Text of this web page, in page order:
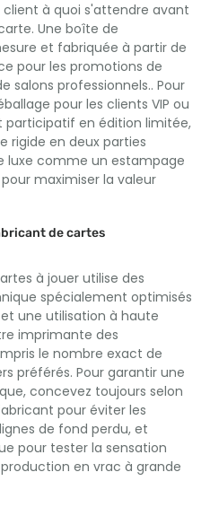
à quoi s'attendre avant
Une boîte de
et fabriquée à partir de
pour les promotions de
salons professionnels.. Pour
pour les clients VIP ou
participatif en édition limitée,
rigide en deux parties
comme un estampage
maximiser la valeur
de cartes
à jouer utilise des
spécialement optimisés
une utilisation à haute
imprimante des
le nombre exact de
préférés. Pour garantir une
concevez toujours selon
pour éviter les
de fond perdu, et
pour tester la sensation
en vrac à grande